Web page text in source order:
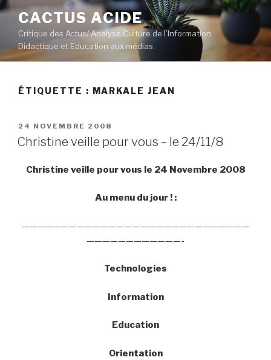
Aller
contenu
principal
CACTUS ACIDE
Critique des Actus/ Analyse Culture de l’Information
Didactique et Education aux médias
ÉTIQUETTE : MARKALE JEAN
PUBLIÉ
LE
24 NOVEMBRE 2008
Christine veille pour vous – le 24/11/8
Christine veille pour vous le 24 Novembre 2008
Au menu du jour ! :
—————————————————————————————
————————————-
Technologies
Information
Education
Orientation